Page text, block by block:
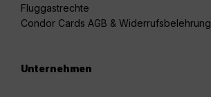
Fluggastrechte
Condor Cards AGB & Widerrufsbelehrung
Unternehmen